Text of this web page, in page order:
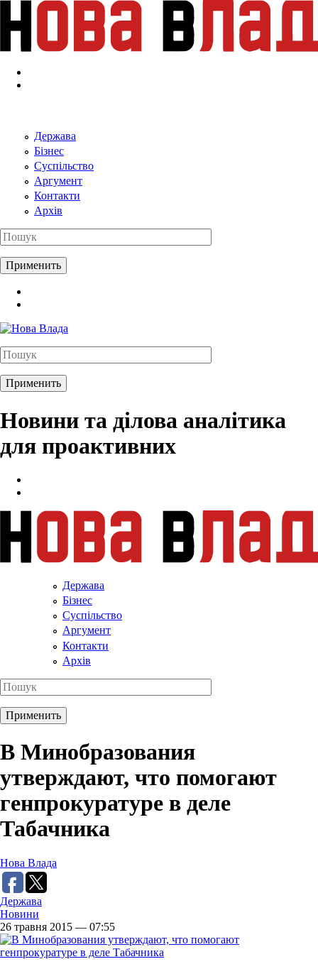
Перейти к основному содержанию
Держава
Бізнес
Суспільство
Аргумент
Контакти
Архів
Новини та ділова аналітика
для проактивних
Держава
Бізнес
Суспільство
Аргумент
Контакти
Архів
В Минобразования
утверждают, что помогают
генпрокуратуре в деле
Табачника
Нова Влада
Держава
Новини
26 травня 2015 — 07:55